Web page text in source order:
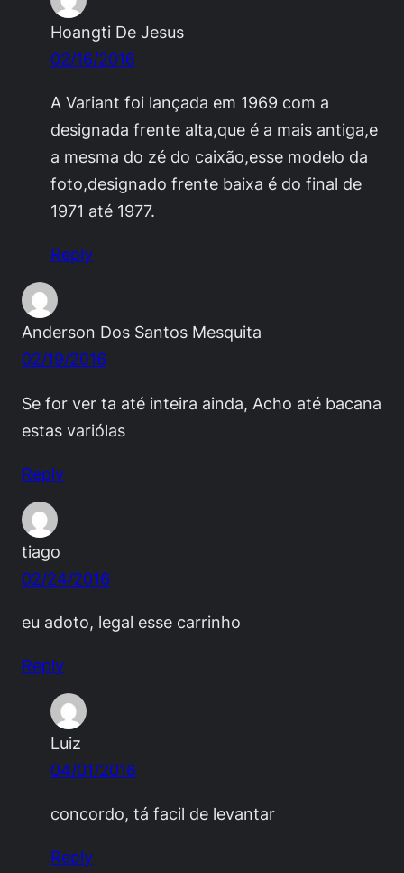
Hoangti De Jesus
02/16/2016
A Variant foi lançada em 1969 com a
designada frente alta,que é a mais antiga,e
a mesma do zé do caixão,esse modelo da
foto,designado frente baixa é do final de
1971 até 1977.
Reply
Anderson Dos Santos Mesquita
02/19/2016
Se for ver ta até inteira ainda, Acho até bacana
estas variólas
Reply
tiago
02/24/2016
eu adoto, legal esse carrinho
Reply
Luiz
04/01/2016
concordo, tá facil de levantar
Reply